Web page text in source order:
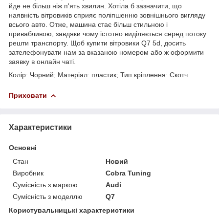
йде не більш ніж п'ять хвилин. Хотіла б зазначити, що
наявність вітровиків сприяє поліпшенню зовнішнього вигляду
всього авто. Отже, машина стає більш стильною і
привабливою, завдяки чому істотно виділяється серед потоку
решти транспорту. Щоб купити вітровики Q7 5d, досить
зателефонувати нам за вказаною номером або ж оформити
заявку в онлайн чаті.
Колір: Чорний; Матеріал: пластик; Тип кріплення: Скотч
Приховати
Характеристики
Основні
Стан
Новий
Виробник
Cobra Tuning
Сумісність з маркою
Audi
Сумісність з моделлю
Q7
Користувальницькі характеристики